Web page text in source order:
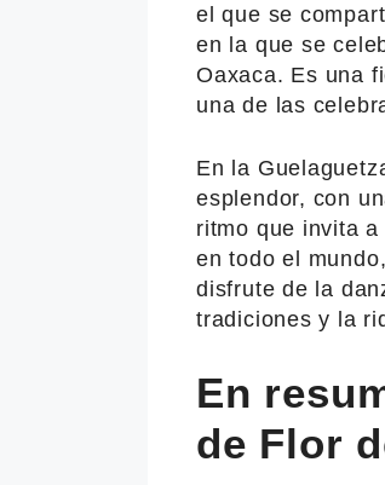
el que se
en la que se
Oaxaca. Es una
una de las
En la
esplendor, con
ritmo que invita
en todo el
disfrute de la
tradiciones y la
En
de Flor